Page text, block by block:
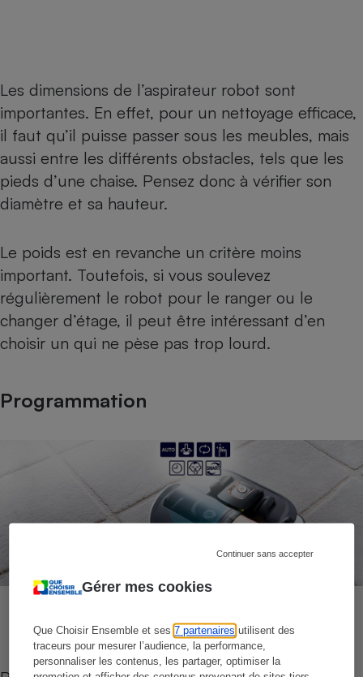
Gérer mes cookies
Que Choisir Ensemble et ses7 partenaires utilisent des
traceurs pour mesurer l’audience, la performance,
personnaliser les contenus, les partager, optimiser la
Continuer sans accepter
Les dimensions de l’aspirateur robot sont
importantes. En effet, pour un nettoyage efficace,
il faut qu’il puisse passer sous les meubles, mais
aussi entre les différents obstacles, tels que les
pieds d’une chaise. Pensez donc à vérifier son
diamètre et sa hauteur.
Le poids est en revanche un critère moins
important. Toutefois, si vous soulevez
régulièrement le robot pour le ranger ou le
changer d’étage, il peut être intéressant d’en
choisir un qui ne pèse pas trop lourd.
Programmation